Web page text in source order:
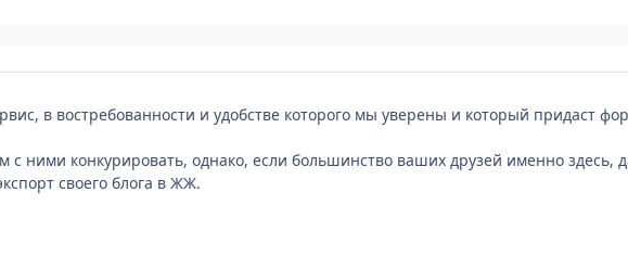
в востребованности и удобстве которого мы уверены и который придаст
ними конкурировать, однако, если большинство ваших друзей именно здесь,
своего блога в ЖЖ.